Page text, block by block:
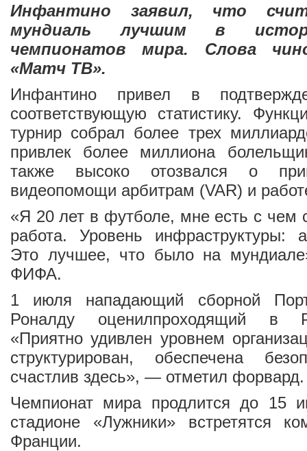
Инфантино заявил, что
мундиаль лучшим в
чемпионатов мира. Слова
«Матч ТВ».
Инфантино привел в
соответствующую статистику.
турнир собрал более трех
привлек более миллиона
также высоко отозвался о
видеопомощи арбитрам (VAR) и
«Я 20 лет в футболе, мне есть с чем
работа. Уровень инфраструктуры:
Это лучшее, что было на
ФИФА.
1 июля нападающий сборной
Роналду оценилпроходящий в
«Приятно удивлен уровнем
структурирован, обеспечена
счастлив здесь», — отметил форвард.
Чемпионат мира продлится до 15
стадионе «Лужники» встретятся
Франции.